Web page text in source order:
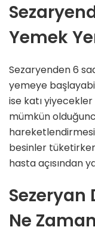
Yemek
Sezaryenden 6
yemeye
ise katı
mümkün
hareketlendirmesi
besinler
hasta açısından
Sezeryan
Ne